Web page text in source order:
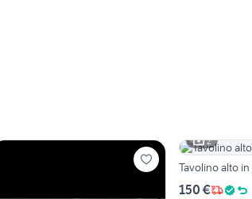
2
Tavolino alto
150 €